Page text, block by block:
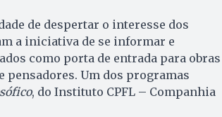
de despertar o interesse dos
a iniciativa de se informar e
como porta de entrada para obras
pensadores. Um dos programas
, do Instituto CPFL – Companhia